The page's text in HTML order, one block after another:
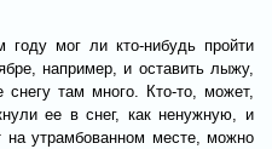
мог ли кто-нибудь пройти
например, и оставить лыжу,
снегу там много. Кто-то, может,
ее в снег, как ненужную, и
утрамбованном месте, можно